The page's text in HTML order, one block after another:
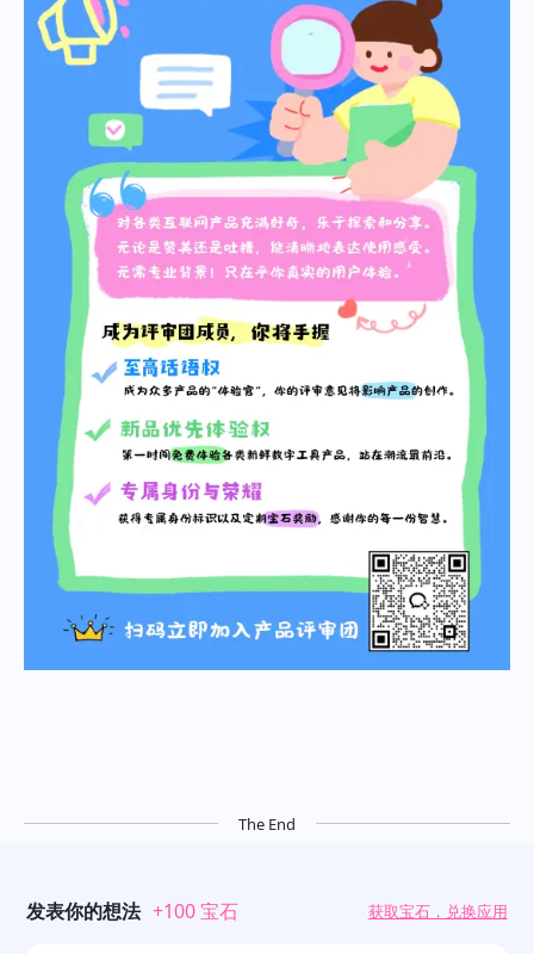
The End
发表你的想法 +100 宝石 获取宝石，兑换应用